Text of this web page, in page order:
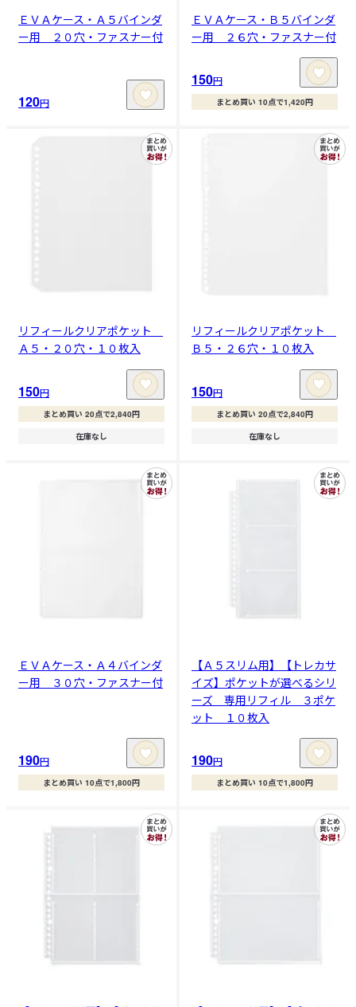
ＥＶＡケース・Ａ５バインダ
ー用 ２０穴・ファスナー付
120円
ＥＶＡケース・Ｂ５バインダ
ー用 ２６穴・ファスナー付
150円
まとめ買い 10点で1,420円
リフィールクリアポケット
Ａ５・２０穴・１０枚入
150円
まとめ買い 20点で2,840円
在庫なし
リフィールクリアポケット
Ｂ５・２６穴・１０枚入
150円
まとめ買い 20点で2,840円
在庫なし
ＥＶＡケース・Ａ４バインダ
ー用 ３０穴・ファスナー付
190円
まとめ買い 10点で1,800円
【Ａ５スリム用】【トレカサ
イズ】ポケットが選べるシリ
ーズ 専用リフィル ３ポケ
ット １０枚入
190円
まとめ買い 10点で1,800円